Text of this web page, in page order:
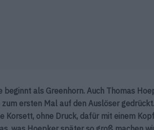
beginnt als Greenhorn. Auch Thomas
zum ersten Mal auf den Auslöser
Korsett, ohne Druck, dafür mit einem